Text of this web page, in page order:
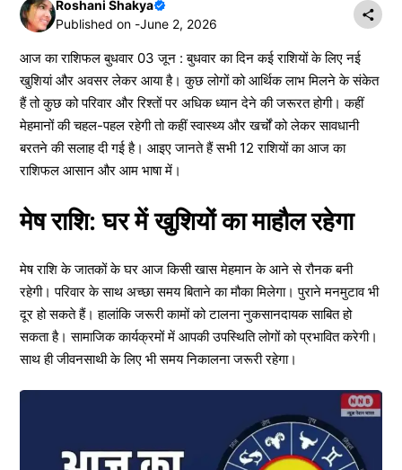
Roshani Shakya
Published on -June 2, 2026
आज का राशिफल बुधवार 03 जून : बुधवार का दिन कई राशियों के लिए नई
खुशियां और अवसर लेकर आया है। कुछ लोगों को आर्थिक लाभ मिलने के संकेत
हैं तो कुछ को परिवार और रिश्तों पर अधिक ध्यान देने की जरूरत होगी। कहीं
मेहमानों की चहल-पहल रहेगी तो कहीं स्वास्थ्य और खर्चों को लेकर सावधानी
बरतने की सलाह दी गई है। आइए जानते हैं सभी 12 राशियों का आज का
राशिफल आसान और आम भाषा में।
मेष राशि: घर में खुशियों का माहौल रहेगा
मेष राशि के जातकों के घर आज किसी खास मेहमान के आने से रौनक बनी
रहेगी। परिवार के साथ अच्छा समय बिताने का मौका मिलेगा। पुराने मनमुटाव भी
दूर हो सकते हैं। हालांकि जरूरी कामों को टालना नुकसानदायक साबित हो
सकता है। सामाजिक कार्यक्रमों में आपकी उपस्थिति लोगों को प्रभावित करेगी।
साथ ही जीवनसाथी के लिए भी समय निकालना जरूरी रहेगा।